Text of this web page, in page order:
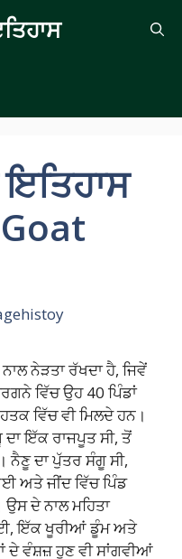
ਨੇੜਤਾ ਰੱਖਦਾ ਹੈ, ਜਿਵੇਂ
ਵਿੱਚ ਉਹ 40 ਪਿੰਡਾਂ
ਵਿੱਚ ਵੀ ਮਿਲਦੇ ਹਨ।
ਇੱਕ ਰਾਜਪੂਤ ਸੀ, ਤੋਂ
ਨੈਣੂ ਦਾ ਪੁੱਤਰ ਸੰਗੂ ਸੀ,
ਅਤੇ ਜੀਂਦ ਵਿੱਚ ਪਿੰਡ
ਦੇ ਨਾਲ ਮਹਿਤਾ
ਇੱਕ ਖੂਰੀਆਂ ਡੂੰਮ ਅਤੇ
ਵੰਸ਼ਜ਼ ਹੁਣ ਵੀ ਸਾਂਗਵੀਆਂ